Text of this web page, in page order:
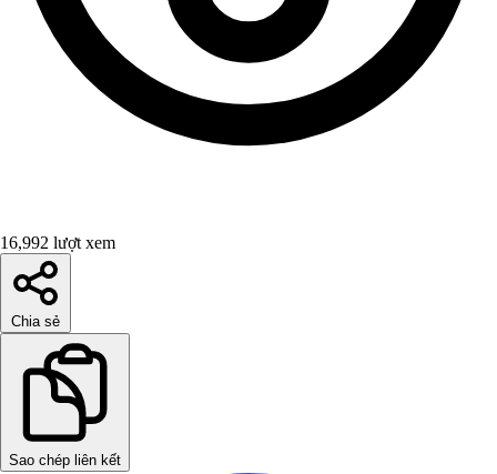
16,992 lượt xem
Chia sẻ
Sao chép liên kết